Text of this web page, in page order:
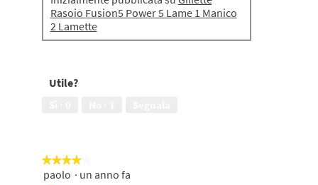
Rasoio Fusion5 Power 5 Lame 1 Manico
2 Lamette
Utile?
★★★★★
★★★★★
4
paolo · un anno fa